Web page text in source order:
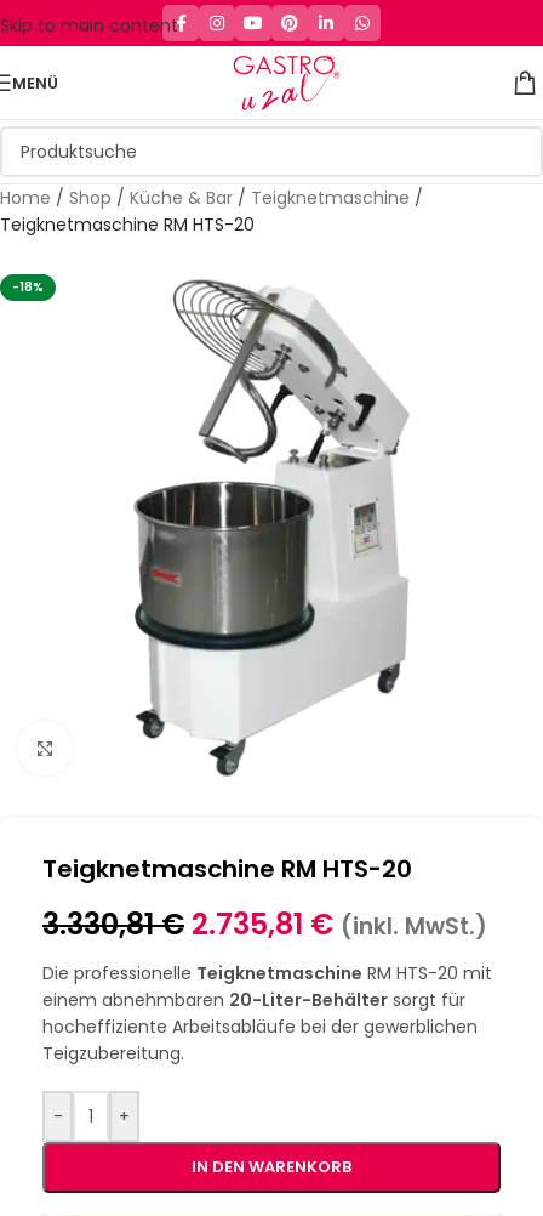
Skip to main content
MENÜ
Home / Shop / Küche & Bar / Teigknetmaschine /
Teigknetmaschine RM HTS-20
-18%
Klick zum Vergrößern
Teigknetmaschine RM HTS-20
3.330,81€ 2.735,81 € (inkl. MwSt.)
Die professionelle Teigknetmaschine RM HTS-20 mit
einem abnehmbaren 20-Liter-Behälter sorgt für
hocheffiziente Arbeitsabläufe bei der gewerblichen
Teigzubereitung.
- +
IN DEN WARENKORB